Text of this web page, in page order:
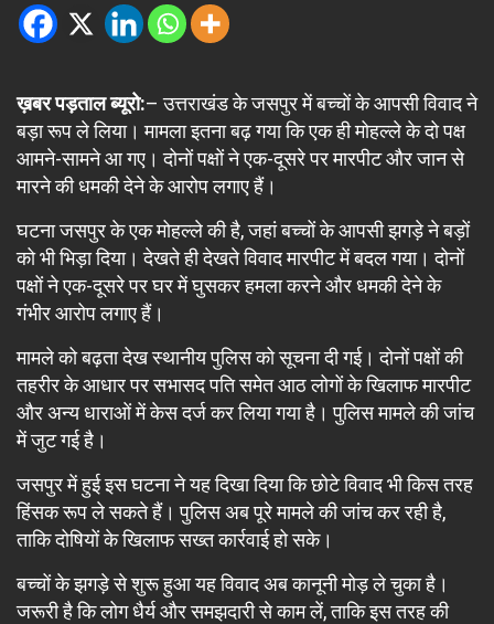
ख़बर पड़ताल ब्यूरो:– उत्तराखंड के जसपुर में बच्चों के आपसी विवाद ने
बड़ा रूप ले लिया। मामला इतना बढ़ गया कि एक ही मोहल्ले के दो पक्ष
आमने-सामने आ गए। दोनों पक्षों ने एक-दूसरे पर मारपीट और जान से
मारने की धमकी देने के आरोप लगाए हैं।
घटना जसपुर के एक मोहल्ले की है, जहां बच्चों के आपसी झगड़े ने बड़ों
को भी भिड़ा दिया। देखते ही देखते विवाद मारपीट में बदल गया। दोनों
पक्षों ने एक-दूसरे पर घर में घुसकर हमला करने और धमकी देने के
गंभीर आरोप लगाए हैं।
मामले को बढ़ता देख स्थानीय पुलिस को सूचना दी गई। दोनों पक्षों की
तहरीर के आधार पर सभासद पति समेत आठ लोगों के खिलाफ मारपीट
और अन्य धाराओं में केस दर्ज कर लिया गया है। पुलिस मामले की जांच
में जुट गई है।
जसपुर में हुई इस घटना ने यह दिखा दिया कि छोटे विवाद भी किस तरह
हिंसक रूप ले सकते हैं। पुलिस अब पूरे मामले की जांच कर रही है,
ताकि दोषियों के खिलाफ सख्त कार्रवाई हो सके।
बच्चों के झगड़े से शुरू हुआ यह विवाद अब कानूनी मोड़ ले चुका है।
जरूरी है कि लोग धैर्य और समझदारी से काम लें, ताकि इस तरह की